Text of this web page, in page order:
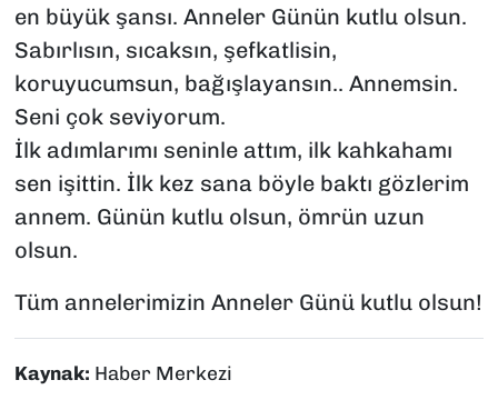
en büyük şansı. Anneler Günün kutlu olsun.
Sabırlısın, sıcaksın, şefkatlisin,
koruyucumsun, bağışlayansın.. Annemsin.
Seni çok seviyorum.
İlk adımlarımı seninle attım, ilk kahkahamı
sen işittin. İlk kez sana böyle baktı gözlerim
annem. Günün kutlu olsun, ömrün uzun
olsun.
Tüm annelerimizin Anneler Günü kutlu olsun!
Kaynak: Haber Merkezi